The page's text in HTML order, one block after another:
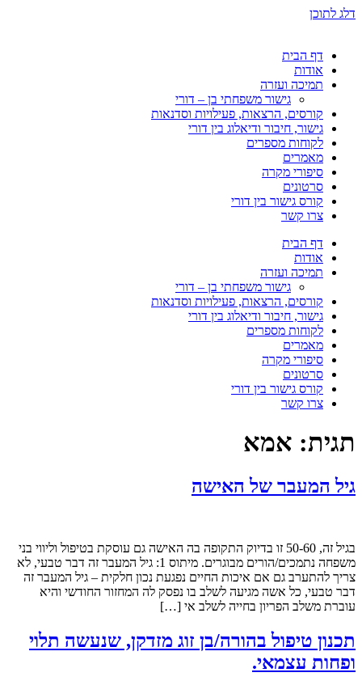
דלג לתוכן
דף הבית
אודות
תמיכה ועזרה
גישור משפחתי בן – דורי
קורסים, הרצאות, פעילויות וסדנאות
גישור, חיבור ודיאלוג בין דורי
לקוחות מספרים
מאמרים
סיפורי מקרה
סרטונים
קורס גישור בין דורי
צרו קשר
דף הבית
אודות
תמיכה ועזרה
גישור משפחתי בן – דורי
קורסים, הרצאות, פעילויות וסדנאות
גישור, חיבור ודיאלוג בין דורי
לקוחות מספרים
מאמרים
סיפורי מקרה
סרטונים
קורס גישור בין דורי
צרו קשר
תגית: אמא
גיל המעבר של האישה
בגיל זה, 50-60 זו בדיוק התקופה בה האישה גם עוסקת בטיפול וליווי בני
משפחה נתמכים/הורים מבוגרים. מיתוס 1: גיל המעבר זה דבר טבעי, לא
צריך להתערב גם אם איכות החיים נפגעת נכון חלקית – גיל המעבר זה
דבר טבעי, כל אשה מגיעה לשלב בו נפסק לה המחזור החודשי והיא
עוברת משלב הפריון בחייה לשלב אי […]
תכנון טיפול בהורה/בן זוג מזדקן, שנעשה תלוי
ופחות עצמאי.